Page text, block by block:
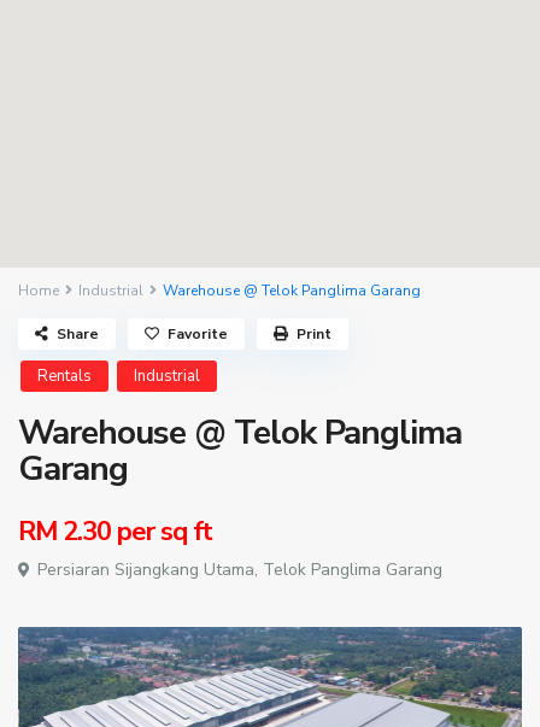
Home Industrial Warehouse @ Telok Panglima Garang
Rentals Industrial
Warehouse @ Telok Panglima
Garang
RM 2.30 per sq ft
Persiaran Sijangkang Utama, Telok Panglima Garang
Share Favorite Print